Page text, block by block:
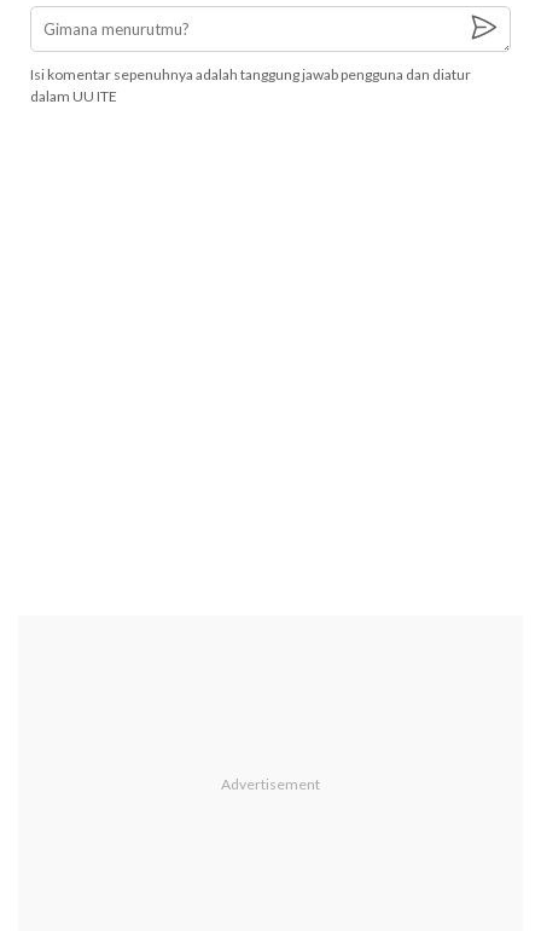
Isi komentar sepenuhnya adalah tanggung jawab pengguna dan diatur
dalam UU ITE